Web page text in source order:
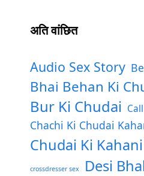
अति वांछित
Audio Sex Story
Bhai Behan Ki
Bur Ki Chudai
Chachi Ki Chudai
Chudai Ki Kahani
crossdresser sex Desi